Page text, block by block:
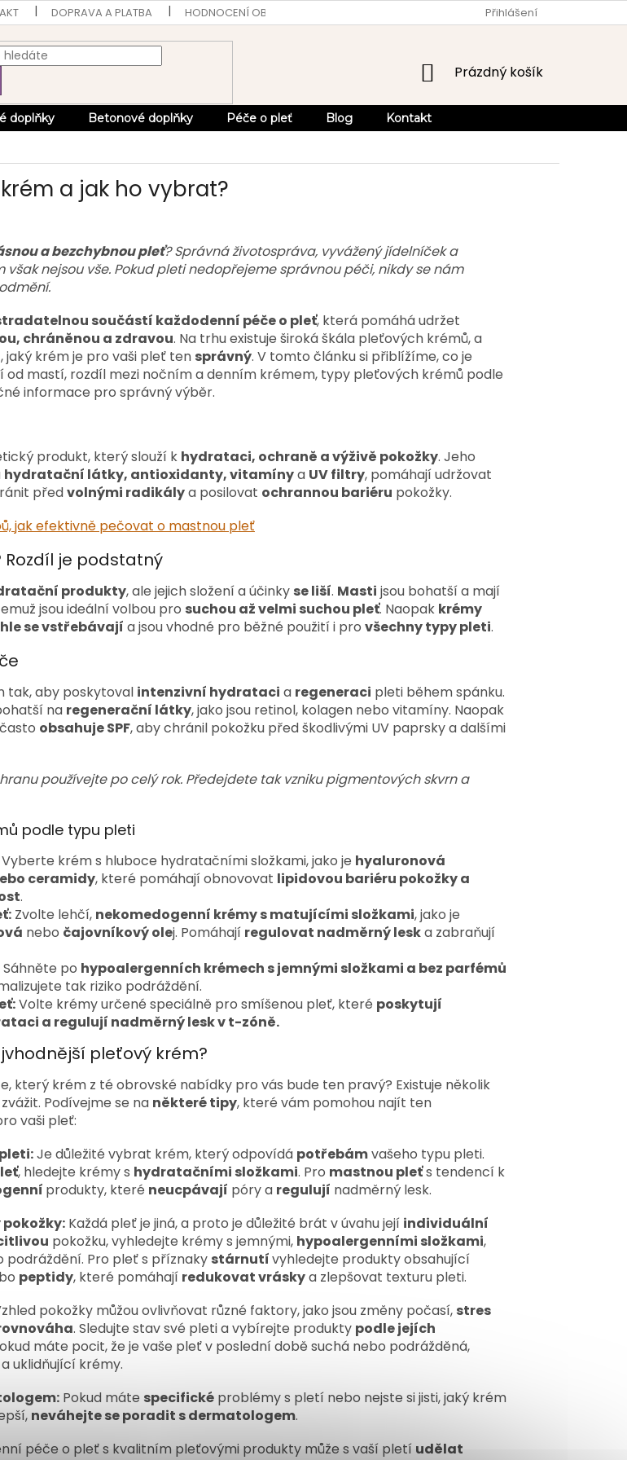
DOPRAVA A PLATBA HODNOCENÍ OBCHODU OCHRANA OSOBNÍCH
Přihlášení
NÁKUPNÍ
Prázdný košík
doplňky Betonové doplňky Péče o pleť Blog Kontakt
a jak ho vybrat?
a bezchybnou pleť? Správná životospráva, vyvážený jídelníček a
nejsou vše. Pokud pleti nedopřejeme správnou péči, nikdy se nám
součástí každodenní péče o pleť, která pomáhá udržet
chráněnou a zdravou. Na trhu existuje široká škála pleťových krémů, a
jaký krém je pro vaši pleť ten správný. V tomto článku si přiblížíme, co je
od mastí, rozdíl mezi nočním a denním krémem, typy pleťových krémů podle
informace pro správný výběr.
produkt, který slouží k hydrataci, ochraně a výživě pokožky. Jeho
hydratační látky, antioxidanty, vitamínya UV filtry, pomáhají udržovat
předvolnými radikálya posilovat ochrannou bariéru pokožky.
jak efektivně pečovat o mastnou pleť
je podstatný
produkty, ale jejich složení a účinky se liší. Masti jsou bohatší a mají
jsou ideální volbou pro suchou až velmi suchou pleť. Naopak krémy
se vstřebávají a jsou vhodné pro běžné použití i pro všechny typy pleti.
tak, aby poskytoval intenzivní hydrataci a regeneraci pleti během spánku.
na regenerační látky, jako jsou retinol, kolagen nebo vitamíny. Naopak
obsahuje SPF, aby chránil pokožku před škodlivými UV paprsky a dalšími
používejte po celý rok. Předejdete tak vzniku pigmentových skvrn a
podle typu pleti
Vyberte krém s hluboce hydratačními složkami, jako je hyaluronová
ceramidy, které pomáhají obnovovat lipidovou bariéru pokožky a
.
Zvolte lehčí, nekomedogenní krémy s matujícími složkami, jako je
nebo čajovníkový olej. Pomáhají regulovat nadměrný leska zabraňují
Sáhněte po hypoalergenních krémech s jemnými složkami a bez parfémů
tak riziko podráždění.
Volte krémy určené speciálně pro smíšenou pleť, které poskytují
a regulují nadměrný lesk v t-zóně.
pleťový krém?
který krém z té obrovské nabídky pro vás bude ten pravý? Existuje několik
Podívejme se na některé tipy, které vám pomohou najít ten
vaši pleť:
Je důležité vybrat krém, který odpovídá potřebámvašeho typu pleti.
, hledejte krémy s hydratačními složkami. Pro mastnou pleťs tendencí k
produkty, které neucpávají póry a regulují nadměrný lesk.
Každá pleť je jiná, a proto je důležité brát v úvahu její individuální
pokožku, vyhledejte krémy s jemnými, hypoalergenními složkami,
podráždění. Pro pleť s příznaky stárnutívyhledejte produkty obsahující
peptidy, které pomáhají redukovat vráskya zlepšovat texturu pleti.
pokožky můžou ovlivňovat různé faktory, jako jsou změny počasí, stres
. Sledujte stav své pleti a vybírejte produkty podle jejích
máte pocit, že je vaše pleť v poslední době suchá nebo podrážděná,
uklidňující krémy.
Pokud máte specifické problémy s pletí nebo nejste si jisti, jaký krém
neváhejte se poradit s dermatologem.
péče o pleť s kvalitním pleťovými produkty může s vaší pletí udělat